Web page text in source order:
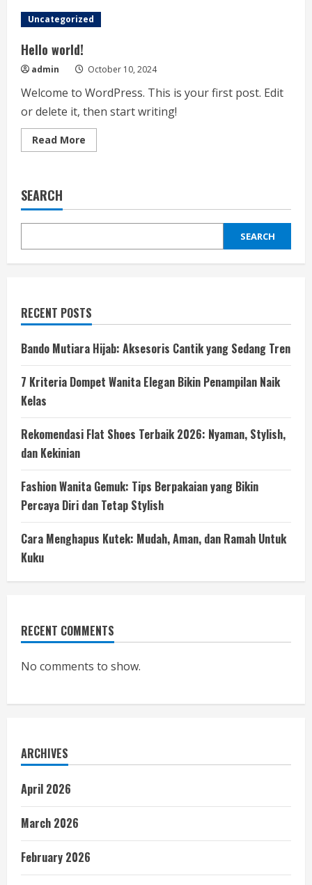
Memilih
Warna
Tepat
untuk
Uncategorized
Hello world!
admin October 10, 2024
Welcome to WordPress. This is your first post. Edit
or delete it, then start writing!
Read More
more
SEARCH
SEARCH
RECENT POSTS
Bando Mutiara Hijab: Aksesoris Cantik yang Sedang Tren
7 Kriteria Dompet Wanita Elegan Bikin Penampilan Naik
Kelas
Rekomendasi Flat Shoes Terbaik 2026: Nyaman, Stylish,
dan Kekinian
Fashion Wanita Gemuk: Tips Berpakaian yang Bikin
Percaya Diri dan Tetap Stylish
Cara Menghapus Kutek: Mudah, Aman, dan Ramah Untuk
Kuku
RECENT COMMENTS
No comments to show.
ARCHIVES
April 2026
March 2026
February 2026